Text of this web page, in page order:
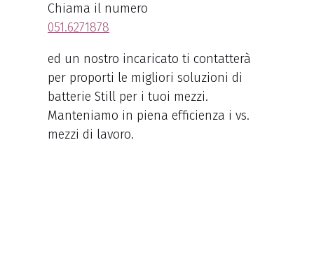
Chiama il numero
051.6271878
ed un nostro incaricato ti contatterà
per proporti le migliori soluzioni di
batterie Still per i tuoi mezzi.
Manteniamo in piena efficienza i vs.
mezzi di lavoro.